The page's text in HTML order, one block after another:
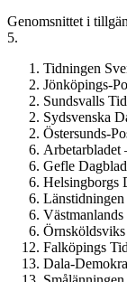
Genomsnittet i
5.
Tidningen
Jönköpings-
Sundsvalls
Sydsvenska
Östersunds-
Arbetarbladet
Gefle
Helsingborgs
Falköpings
Dala-